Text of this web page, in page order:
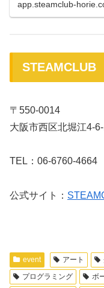
app.steamclub-
STEAMCLUB
〒550-0014
大阪市西区北堀江4-
TEL：06-6760-4664
公式サイト：
event アート
プログラミング
ボ